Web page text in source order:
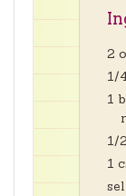
2
1/
1
1/
1
sel